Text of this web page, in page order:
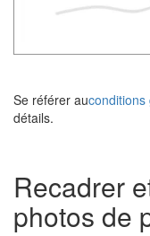
Se référer auconditions
détails.
Recadrer
photos de